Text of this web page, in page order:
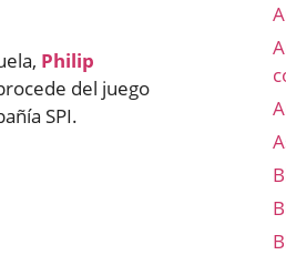
Philip
del juego
SPI.